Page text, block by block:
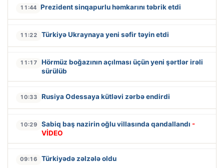
11:44 Prezident sinqapurlu həmkarını təbrik etdi
11:22 Türkiyə Ukraynaya yeni səfir təyin etdi
11:17
Hörmüz boğazının açılması üçün yeni şərtlər irəli
sürülüb
10:33 Rusiya Odessaya kütləvi zərbə endirdi
10:29 Sabiq baş nazirin oğlu villasında qandallandı -
VİDEO
09:16 Türkiyədə zəlzələ oldu